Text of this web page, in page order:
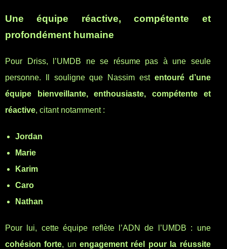
Une équipe réactive, compétente et
profondément humaine
Pour Driss, l’UMDB ne se résume pas à une seule
personne. Il souligne que Nassim est entouré d’une
équipe bienveillante, enthousiaste, compétente et
réactive, citant notamment :
Jordan
Marie
Karim
Caro
Nathan
Pour lui, cette équipe reflète l’ADN de l’UMDB : une
cohésion forte, unengagement réel pour la réussite